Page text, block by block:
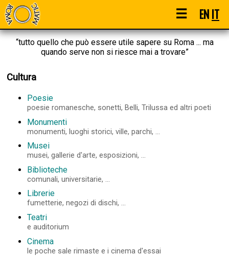
☰ ENIT
“tutto quello che può essere utile sapere su Roma ... ma
quando serve non si riesce mai a trovare”
Cultura
Poesie
poesie romanesche, sonetti, Belli, Trilussa ed altri poeti
Monumenti
monumenti, luoghi storici, ville, parchi, ...
Musei
musei, gallerie d'arte, esposizioni, ...
Biblioteche
comunali, universitarie, ...
Librerie
fumetterie, negozi di dischi, ...
Teatri
e auditorium
Cinema
le poche sale rimaste e i cinema d'essai